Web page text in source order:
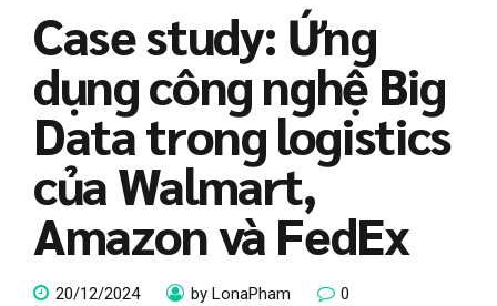
Case study: Ứng
dụng công nghệ Big
Data trong logistics
của Walmart,
Amazon và FedEx
20/12/2024 by LonaPham 0